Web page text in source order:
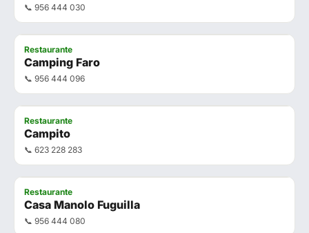
📞 956 444 030
Restaurante
Camping Faro
📞 956 444 096
Restaurante
Campito
📞 623 228 283
Restaurante
Casa Manolo Fuguilla
📞 956 444 080